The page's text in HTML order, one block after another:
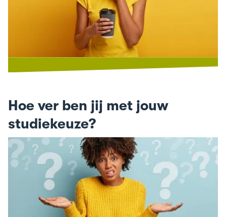
Hoe ver ben jij met jouw
studiekeuze?